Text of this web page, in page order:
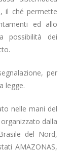
il ché permette
ed allo
possibilità dei
per
legge.
nelle mani del
dalla
del Nord,
AMAZONAS,